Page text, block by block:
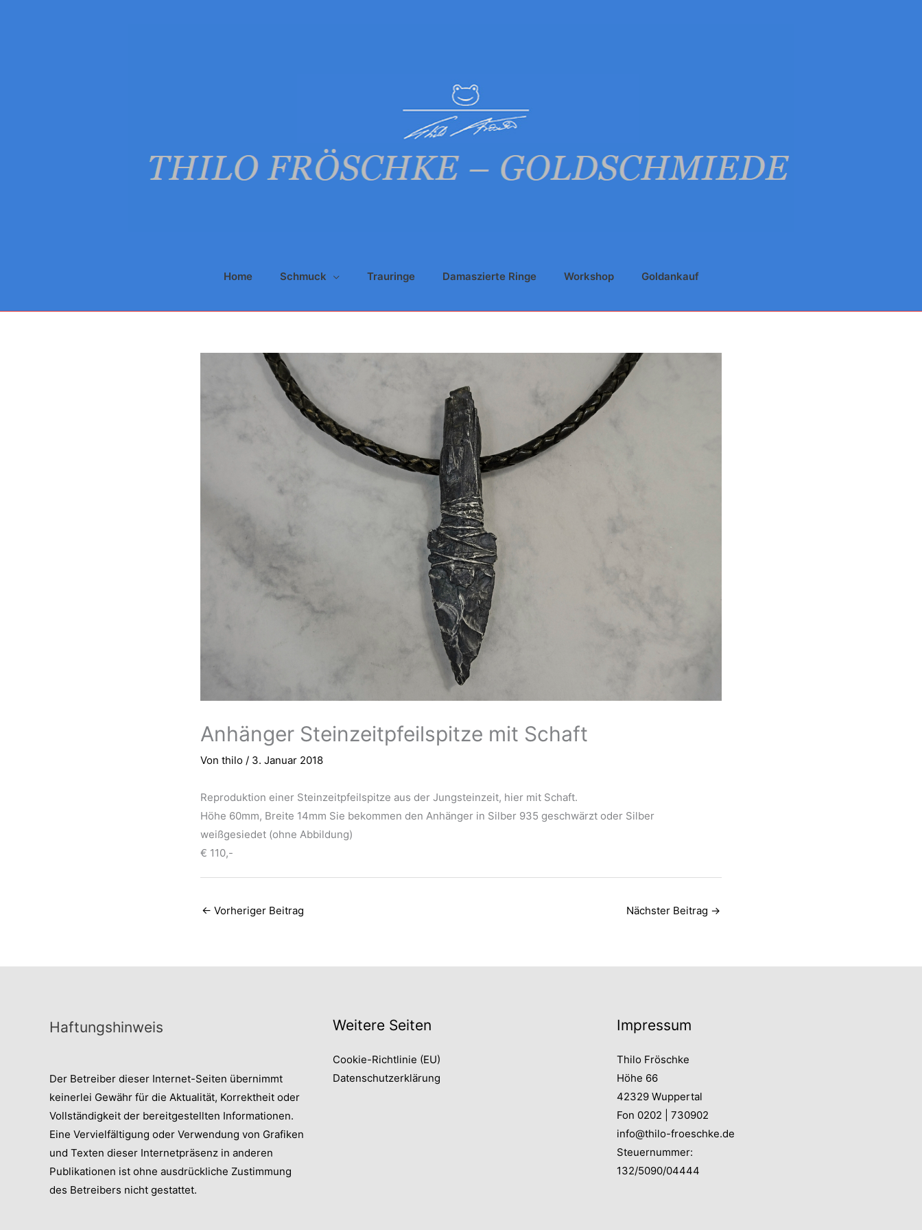
Home Schmuck Trauringe Damaszierte Ringe Workshop Goldankauf
Anhänger Steinzeitpfeilspitze mit Schaft
Von thilo / 3. Januar 2018
Reproduktion einer Steinzeitpfeilspitze aus der Jungsteinzeit, hier mit Schaft.
Höhe 60mm, Breite 14mm Sie bekommen den Anhänger in Silber 935 geschwärzt oder Silber
weißgesiedet (ohne Abbildung)
€ 110,-
← Vorheriger Beitrag Nächster Beitrag →
Haftungshinweis
Der Betreiber dieser Internet-Seiten übernimmt
keinerlei Gewähr für die Aktualität, Korrektheit oder
Vollständigkeit der bereitgestellten Informationen.
Eine Vervielfältigung oder Verwendung von Grafiken
und Texten dieser Internetpräsenz in anderen
Publikationen ist ohne ausdrückliche Zustimmung
des Betreibers nicht gestattet.
Weitere Seiten
Cookie-Richtlinie (EU)
Datenschutzerklärung
Impressum
Thilo Fröschke
Höhe 66
42329 Wuppertal
Fon 0202 | 730902
info@thilo-froeschke.de
Steuernummer:
132/5090/04444